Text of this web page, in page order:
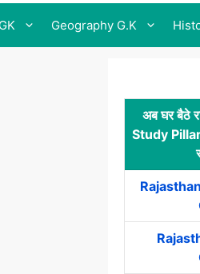
Geography G.K
अब घर बैठे
Study Pillar